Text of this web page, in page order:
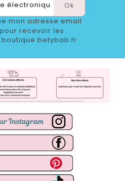
mon adresse email
recevoir les
betybab.fr